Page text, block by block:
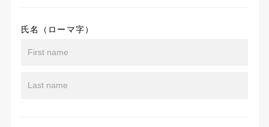
氏名（ローマ字）